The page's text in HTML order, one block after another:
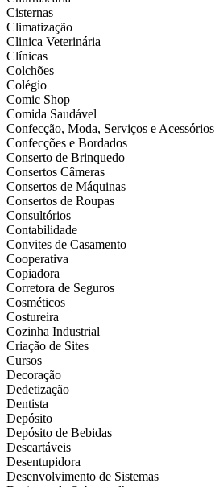
Cisternas
Climatização
Clinica Veterinária
Clínicas
Colchões
Colégio
Comic Shop
Comida Saudável
Confecção, Moda, Serviços e Acessórios
Confecções e Bordados
Conserto de Brinquedo
Consertos Câmeras
Consertos de Máquinas
Consertos de Roupas
Consultórios
Contabilidade
Convites de Casamento
Cooperativa
Copiadora
Corretora de Seguros
Cosméticos
Costureira
Cozinha Industrial
Criação de Sites
Cursos
Decoração
Dedetização
Dentista
Depósito
Depósito de Bebidas
Descartáveis
Desentupidora
Desenvolvimento de Sistemas